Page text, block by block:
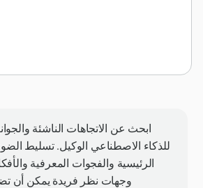
ابحث عن الاتجاهات الناشئة
للذكاء الاصطناعي الوكيل. تسليط
الرئيسية والفجوات المعرفية
وجهات نظر فريدة يمكن أن